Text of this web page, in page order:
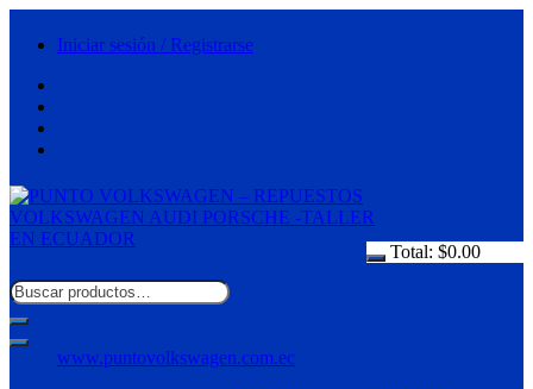
Iniciar sesión / Registrarse
Total: $0.00
www.puntovolkswagen.com.ec